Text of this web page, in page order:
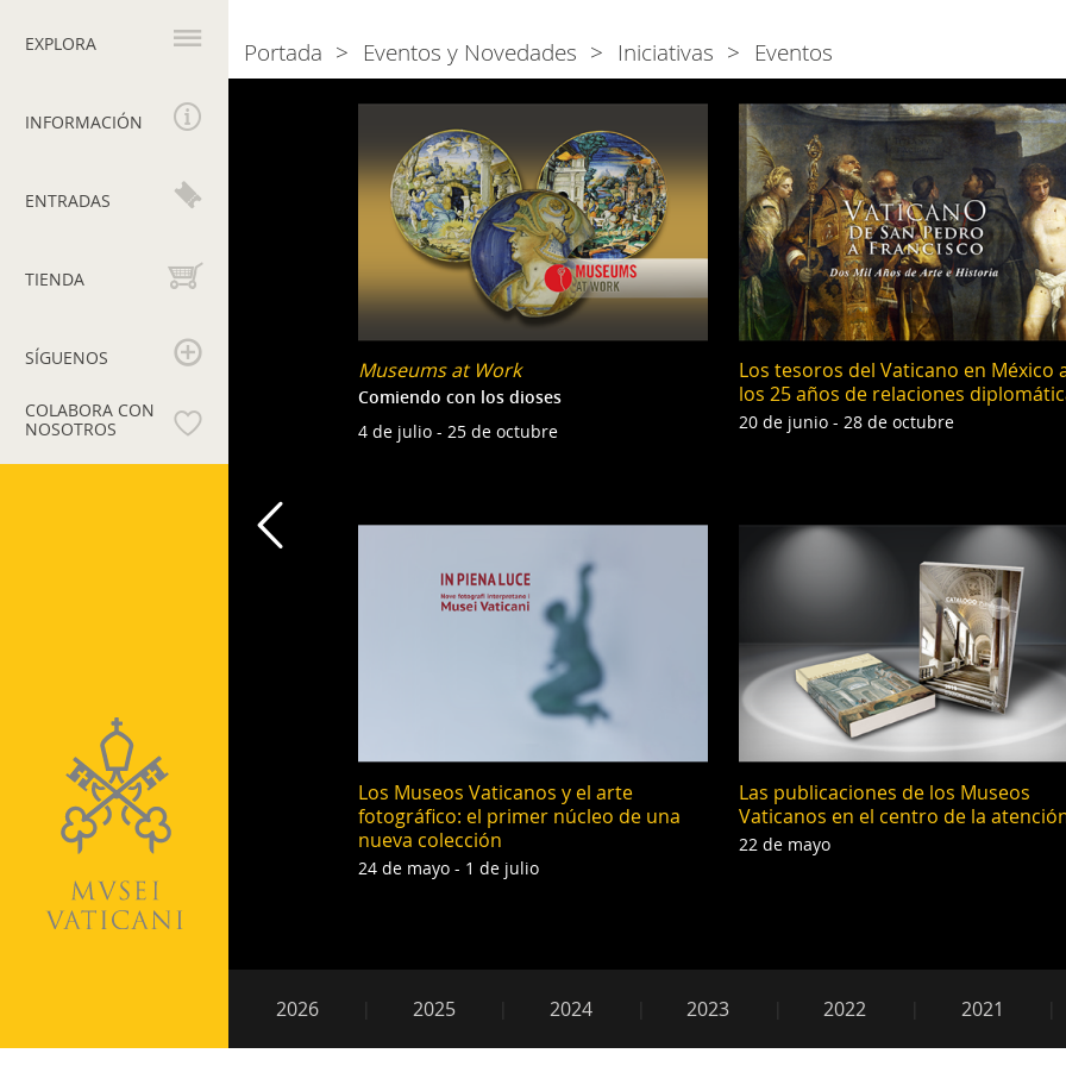
principal
EXPLORA
INFORMACIÓN
ENTRADAS
TIENDA
SÍGUENOS
COLABORA CON
NOSOTROS
Museums at Work
Comiendo con los dioses
4 de julio - 25 de octubre
Los tesoros del Vaticano en México
los 25 años de relaciones
20 de junio - 28 de octubre
Los Museos Vaticanos y el arte
fotográfico: el primer núcleo de una
nueva colección
24 de mayo - 1 de julio
Las publicaciones de los Museos
Vaticanos en el centro de la
22 de mayo
secundaria
2026 2025 2024 2023 2022 2021
Breadcrumb
Portada Eventos y Novedades Iniciativas Eventos